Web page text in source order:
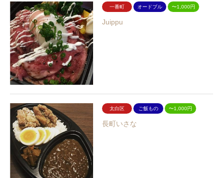
一番町 オードブル 〜1,000円
Juippu
太白区 ご飯もの 〜1,000円
長町いさな